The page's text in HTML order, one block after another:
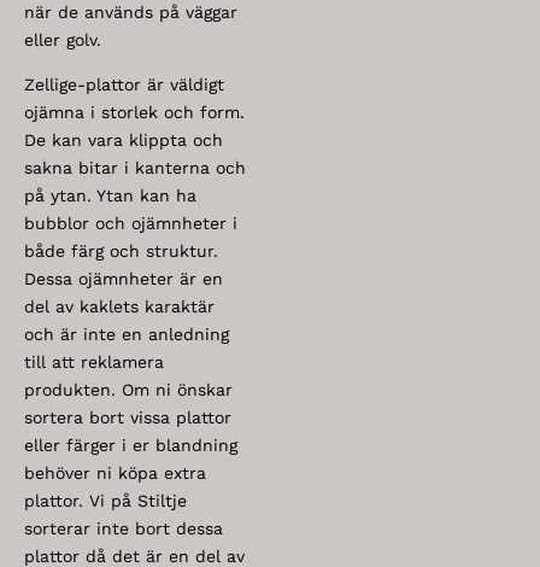
när de används på väggar
eller golv.
Zellige-plattor är väldigt
ojämna i storlek och form.
De kan vara klippta och
sakna bitar i kanterna och
på ytan. Ytan kan ha
bubblor och ojämnheter i
både färg och struktur.
Dessa ojämnheter är en
del av kaklets karaktär
och är inte en anledning
till att reklamera
produkten. Om ni önskar
sortera bort vissa plattor
eller färger i er blandning
behöver ni köpa extra
plattor. Vi på Stiltje
sorterar inte bort dessa
plattor då det är en del av